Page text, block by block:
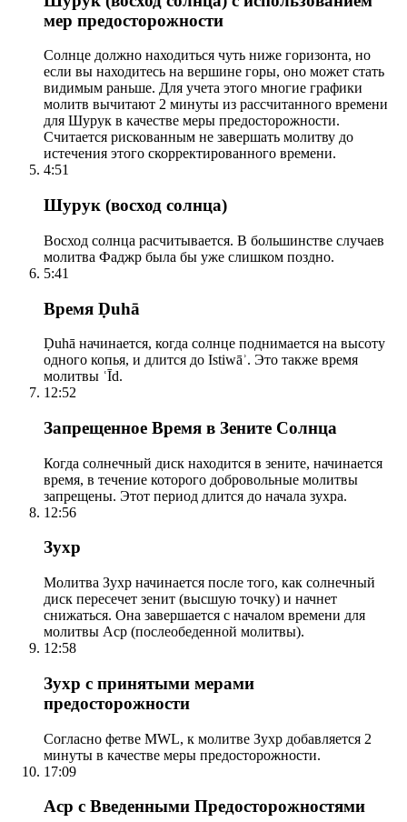
мер предосторожности
Солнце должно находиться чуть ниже горизонта, но
если вы находитесь на вершине горы, оно может стать
видимым раньше. Для учета этого многие графики
молитв вычитают 2 минуты из рассчитанного времени
для Шурук в качестве меры предосторожности.
Считается рискованным не завершать молитву до
истечения этого скорректированного времени.
4:51
Шурук (восход солнца)
Восход солнца расчитывается. В большинстве случаев
молитва Фаджр была бы уже слишком поздно.
5:41
Время Ḍuhā
Ḍuhā начинается, когда солнце поднимается на высоту
одного копья, и длится до Istiwāʾ. Это также время
молитвы ʿĪd.
12:52
Запрещенное Время в Зените Солнца
Когда солнечный диск находится в зените, начинается
время, в течение которого добровольные молитвы
запрещены. Этот период длится до начала зухра.
12:56
Зухр
Молитва Зухр начинается после того, как солнечный
диск пересечет зенит (высшую точку) и начнет
снижаться. Она завершается с началом времени для
молитвы Аср (послеобеденной молитвы).
12:58
Зухр с принятыми мерами
предосторожности
Согласно фетве MWL, к молитве Зухр добавляется 2
минуты в качестве меры предосторожности.
17:09
Аср с Введенными Предосторожностями